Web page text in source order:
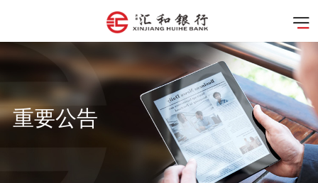
重要公告